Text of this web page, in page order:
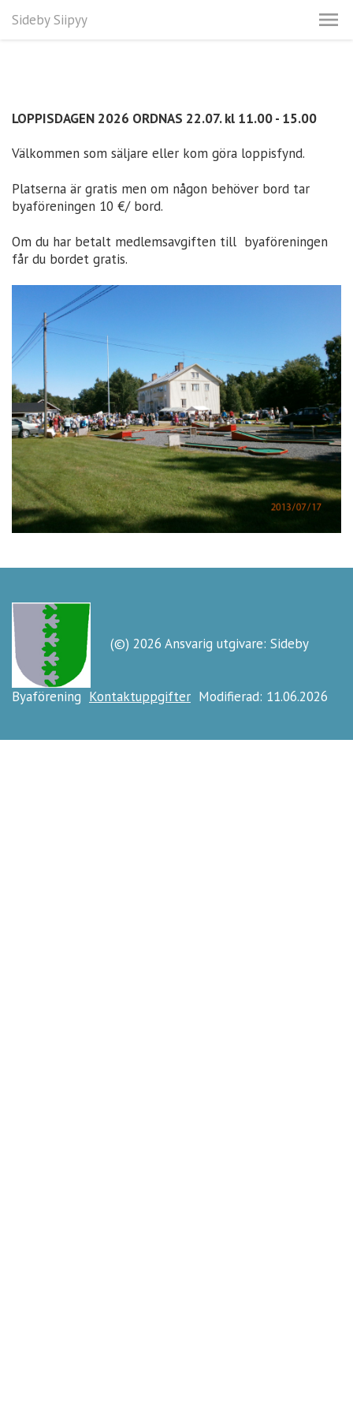
Sideby Siipyy
LOPPISDAGEN 2026 ORDNAS 22.07. kl 11.00 - 15.00
Välkommen som säljare eller kom göra loppisfynd.
Platserna är gratis men om någon behöver bord tar
byaföreningen 10 €/ bord.
Om du har betalt medlemsavgiften till byaföreningen
får du bordet gratis.
(©) 2026 Ansvarig utgivare: Sideby
Byaförening Kontaktuppgifter Modifierad: 11.06.2026